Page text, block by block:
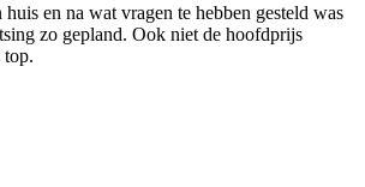
en na wat vragen te hebben gesteld was
zo gepland. Ook niet de hoofdprijs
top.